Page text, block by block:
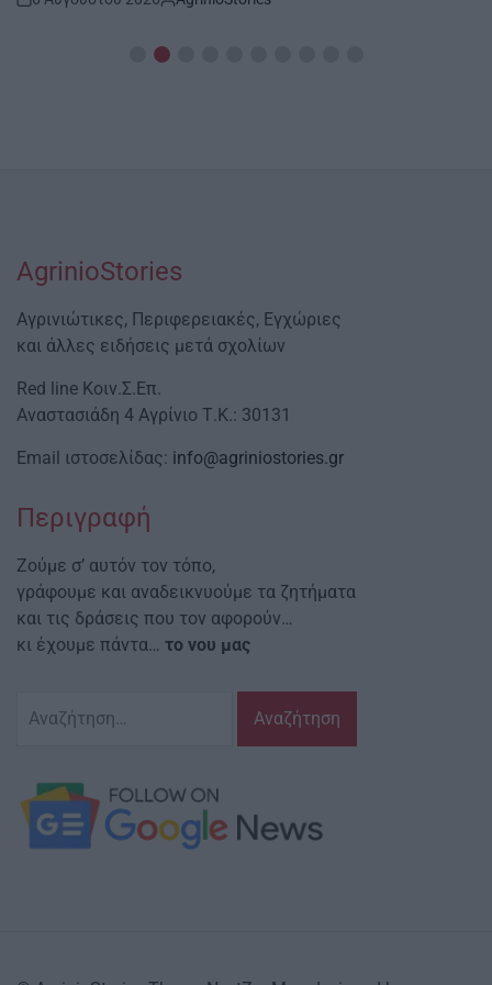
Post
By:
AgrinioStories
Αγρινιώτικες, Περιφερειακές, Εγχώριες
και άλλες ειδήσεις μετά σχολίων
Red line Κοιν.Σ.Επ.
Αναστασιάδη 4 Αγρίνιο Τ.Κ.: 30131
Email ιστοσελίδας: info@agriniostories.gr
Περιγραφή
Ζούμε σ’ αυτόν τον τόπο,
γράφουμε και αναδεικνυούμε τα ζητήματα
και τις δράσεις που τον αφορούν…
κι έχουμε πάντα… το νου μας
για: